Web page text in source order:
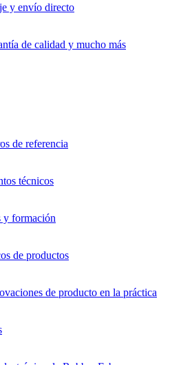
y envío directo
de calidad y mucho más
de referencia
técnicos
y formación
de productos
de producto en la práctica